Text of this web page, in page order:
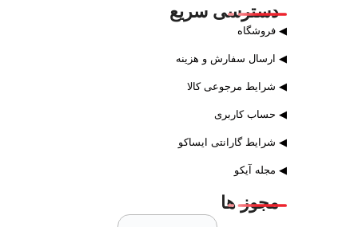
دسترسی سریع
◀ فروشگاه
◀ ارسال سفارش و هزینه
◀ شرایط مرجوعی کالا
◀ حساب کاربری
◀ شرایط گارانتی ایساکو
◀ مجله آیکو
مجوز ها